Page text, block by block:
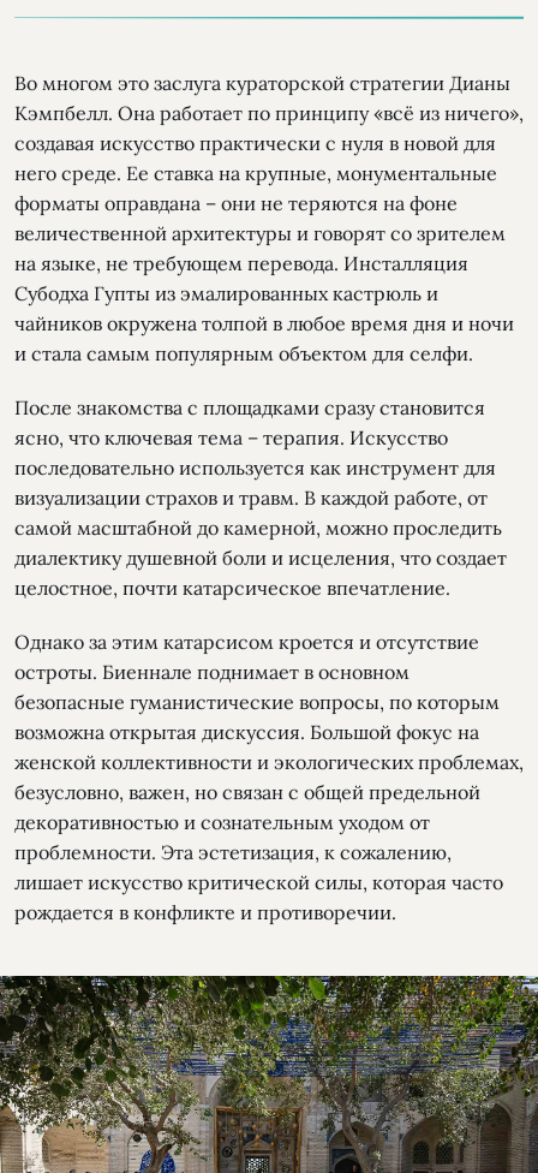
Во многом это заслуга кураторской стратегии Дианы
Кэмпбелл. Она работает по принципу «всё из ничего»,
создавая искусство практически с нуля в новой для
него среде. Ее ставка на крупные, монументальные
форматы оправдана – они не теряются на фоне
величественной архитектуры и говорят со зрителем
на языке, не требующем перевода. Инсталляция
Субодха Гупты из эмалированных кастрюль и
чайников окружена толпой в любое время дня и ночи
и стала самым популярным объектом для селфи.
После знакомства с площадками сразу становится
ясно, что ключевая тема – терапия. Искусство
последовательно используется как инструмент для
визуализации страхов и травм. В каждой работе, от
самой масштабной до камерной, можно проследить
диалектику душевной боли и исцеления, что создает
целостное, почти катарсическое впечатление.
Однако за этим катарсисом кроется и отсутствие
остроты. Биеннале поднимает в основном
безопасные гуманистические вопросы, по которым
возможна открытая дискуссия. Большой фокус на
женской коллективности и экологических проблемах,
безусловно, важен, но связан с общей предельной
декоративностью и сознательным уходом от
проблемности. Эта эстетизация, к сожалению,
лишает искусство критической силы, которая часто
рождается в конфликте и противоречии.